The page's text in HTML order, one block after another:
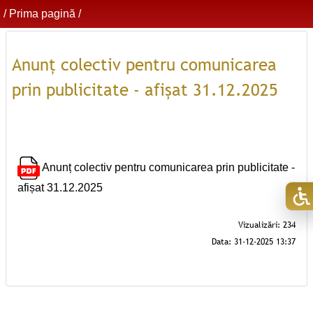
/ Prima pagină /
Anunț colectiv pentru comunicarea
prin publicitate - afișat 31.12.2025
Anunț colectiv pentru comunicarea prin publicitate -
afișat 31.12.2025